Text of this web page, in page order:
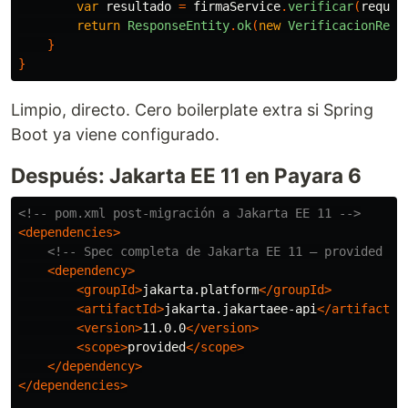
var resultado = firmaService.verificar(
return ResponseEntity. ok(new
}
}
Limpio, directo. Cero boilerplate extra si Spring
Boot ya viene configurado.
Después: Jakarta EE 11 en Payara 6
<!-- pom.xml post-migración a Jakarta EE 11 -->
<dependencies>
<!-- Spec completa de Jakarta EE 11 — provided
<dependency>
<groupId>jakarta.platform</groupId>
<artifactId>jakarta.jakartaee-api</
<version>11.0.0</version>
<scope>provided</scope>
</dependency>
</dependencies>